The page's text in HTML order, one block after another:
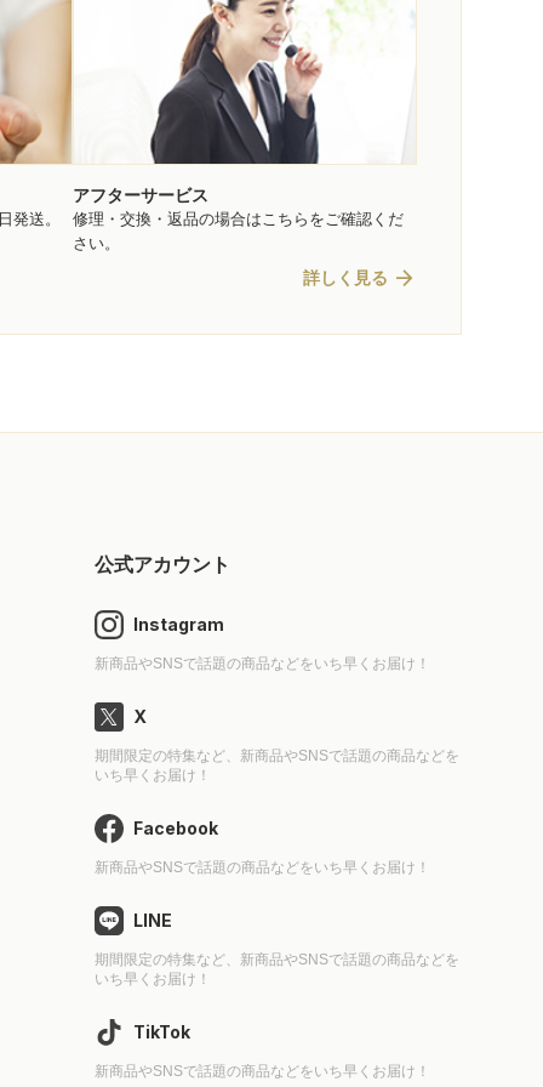
発送。
アフターサービス
修理・交換・返品の場合はこちらをご確認くだ
さい。
詳しく見る arrow_forward
公式アカウント
Instagram
新商品やSNSで話題の商品などをいち早くお届け！
X
期間限定の特集など、新商品やSNSで話題の商品などを
いち早くお届け！
Facebook
新商品やSNSで話題の商品などをいち早くお届け！
LINE
期間限定の特集など、新商品やSNSで話題の商品などを
いち早くお届け！
TikTok
新商品やSNSで話題の商品などをいち早くお届け！